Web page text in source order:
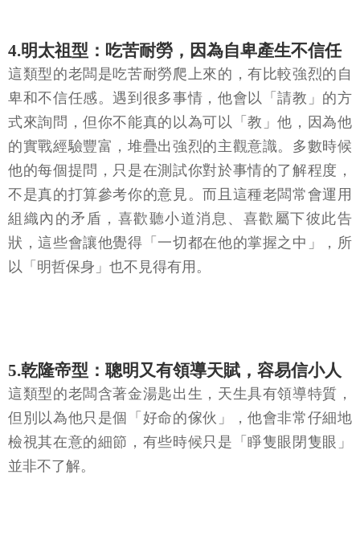
4.明太祖型：吃苦耐勞，因為自卑產生不信任
這類型的老闆是吃苦耐勞爬上來的，有比較強烈的自
卑和不信任感。遇到很多事情，他會以「請教」的方
式來詢問，但你不能真的以為可以「教」他，因為他
的實戰經驗豐富，堆疊出強烈的主觀意識。多數時候
他的每個提問，只是在測試你對於事情的了解程度，
不是真的打算參考你的意見。而且這種老闆常會運用
組織內的矛盾，喜歡聽小道消息、喜歡屬下彼此告
狀，這些會讓他覺得「一切都在他的掌握之中」，所
以「明哲保身」也不見得有用。
5.乾隆帝型：聰明又有領導天賦，容易信小人
這類型的老闆含著金湯匙出生，天生具有領導特質，
但別以為他只是個「好命的傢伙」，他會非常仔細地
檢視其在意的細節，有些時候只是「睜隻眼閉隻眼」
並非不了解。